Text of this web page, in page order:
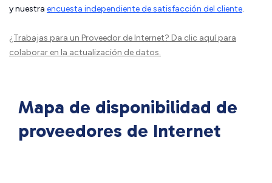
y nuestra encuesta independiente de satisfacción del cliente.
¿Trabajas para un Proveedor de Internet? Da clic aquípara
colaborar en la actualización de datos.
Mapa de disponibilidad de
proveedores de Internet